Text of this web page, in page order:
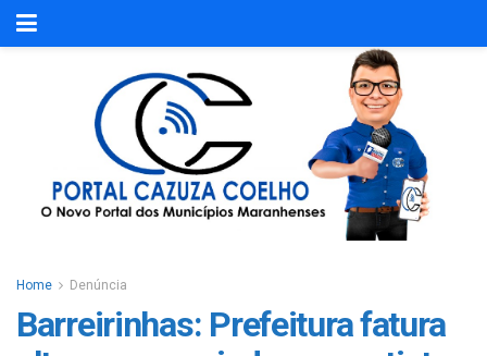
Home Denúncia
Barreirinhas: Prefeitura fatura